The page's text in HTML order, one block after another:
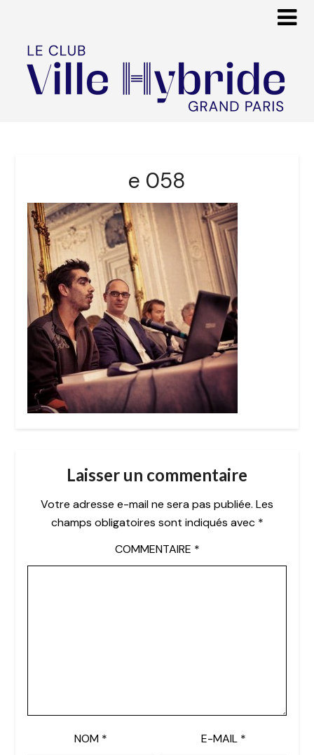
e 058
Laisser un commentaire
Votre adresse e-mail ne sera pas publiée. Les
champs obligatoires sont indiqués avec *
COMMENTAIRE *
NOM * E-MAIL *